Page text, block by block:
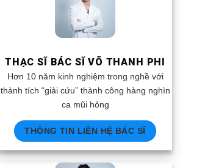
THẠC SĨ BÁC SĨ VÕ THANH PHI
Hơn 10 năm kinh nghiệm trong nghề với
thành tích “giải cứu” thành công hàng nghìn
ca mũi hỏng
THÔNG TIN LIÊN HỆ BÁC SĨ